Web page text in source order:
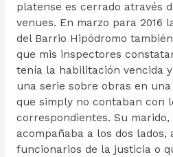
platense es cerrado através
venues. En marzo para 2016
del Barrio Hipódromo
que mis inspectores
tenía la habilitación vencida
una serie sobre obras en
que simply no contaban con
correspondientes. Su marido,
acompañaba a los dos lados,
funcionarios de la justicia o